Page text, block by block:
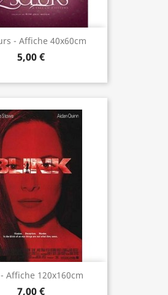
- Affiche 40x60cm
5,00 €
Affiche 120x160cm
7,00 €